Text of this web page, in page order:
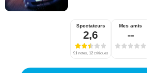
Spectateurs
2,6
91 notes, 12 critiques
Mes amis
--